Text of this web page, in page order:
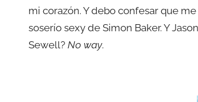
mi corazón. Y debo confesar que
soserío sexy de Simon Baker. Y
Sewell? No way.